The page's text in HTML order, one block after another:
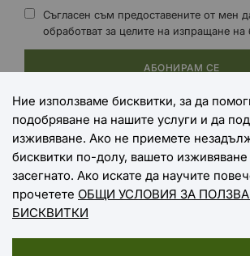
Съгласен съм предоставените от мен
обработват за целите на изпращане на
АБОНИРАМ СЕ
НАЧИНИ НА ПЛАЩАНЕ
НАЧИНИ НА ДОСТАВКА
Ние използваме бисквитки, за да
подобряване на нашите услуги и да
изживяване. Ако не приемете
бисквитки по-долу, вашето
засегнато. Ако искате да научите
прочетете ОБЩИ УСЛОВИЯ ЗА
БИСКВИТКИ